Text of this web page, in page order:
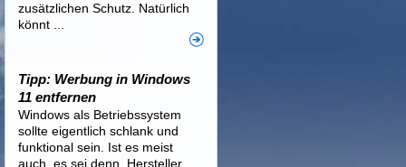
zusätzlichen Schutz. Natürlich
könnt ...
Tipp: Werbung in Windows
11 entfernen
Windows als Betriebssystem
sollte eigentlich schlank und
funktional sein. Ist es meist
auch, es sei denn, Hersteller